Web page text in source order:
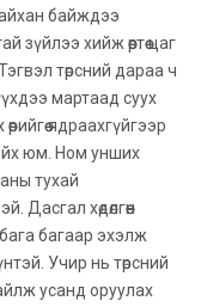
байждээ
хийж өөртөө цаг
төрсний дараа ч
мартаад суух
ядраахгүйгээр
юм. Ном унших
тухай
хөдөлгөөн
багаар эхэлж
Учир нь төрсний
усанд оруулах